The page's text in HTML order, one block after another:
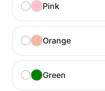
Pink
Orange
Green